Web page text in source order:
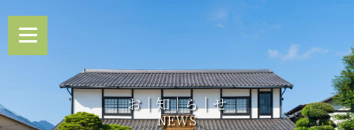
お｜知｜ら｜せ
NEWS